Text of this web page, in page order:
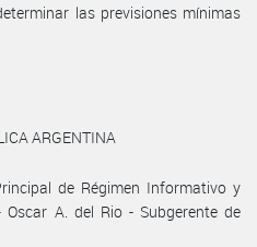
las previsiones mínimas
ARGENTINA
de Régimen Informativo y
A. del Rio - Subgerente de